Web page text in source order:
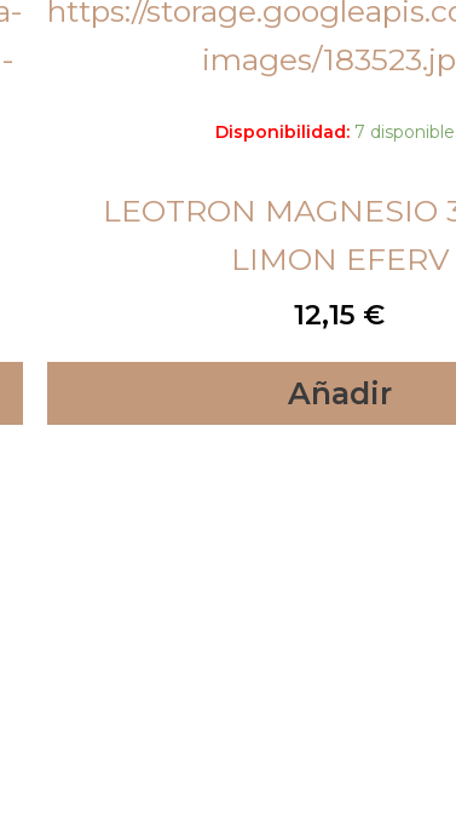
Disponibilidad: 7
LEOTRON MAGNESIO
LIMON EFERV
12,15 €
Añadir